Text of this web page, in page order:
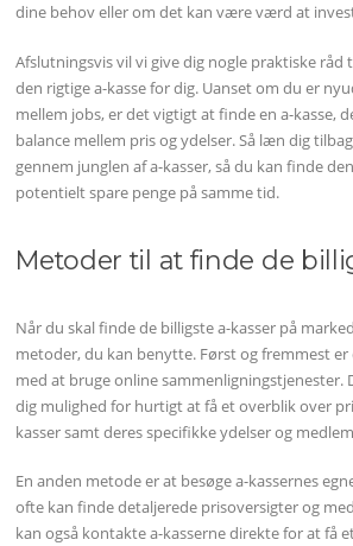
dine behov eller om det kan være værd at
Afslutningsvis vil vi give dig nogle praktiske
den rigtige a-kasse for dig. Uanset om du er
mellem jobs, er det vigtigt at finde en a-kasse,
balance mellem pris og ydelser. Så læn dig
gennem junglen af a-kasser, så du kan finde
potentielt spare penge på samme tid.
Metoder til at finde de
Når du skal finde de billigste a-kasser på
metoder, du kan benytte. Først og fremmest
med at bruge online sammenligningstjenester.
dig mulighed for hurtigt at få et overblik over
kasser samt deres specifikke ydelser og
En anden metode er at besøge a-kassernes
ofte kan finde detaljerede prisoversigter og
kan også kontakte a-kasserne direkte for at få